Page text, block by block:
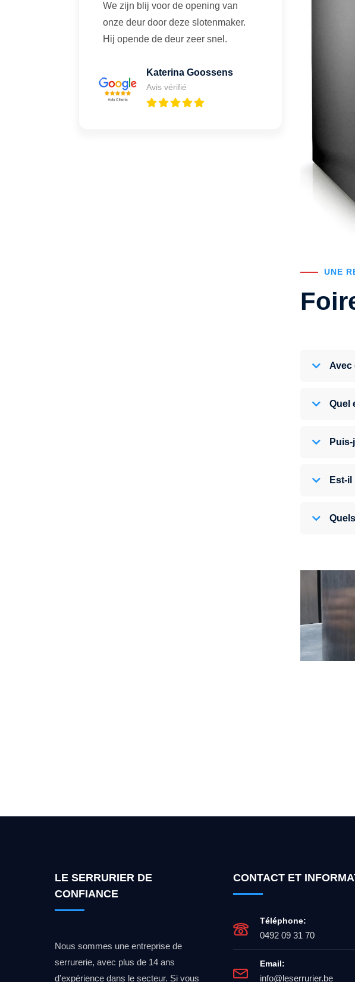
We zijn blij voor de opening van
onze deur door deze slotenmaker.
Hij opende de deur zeer snel.
Katerina Goossens
Avis vérifié
UNE
Avec
Quel
Est-
Vous
LE SERRURIER DE
CONFIANCE
Nous sommes une entreprise de
serrurerie, avec plus de 14 ans
d’expérience dans le secteur. Si vous
CONTACT ET
Téléphone:
0492 09 31 70
Email:
info@leserrurier.be